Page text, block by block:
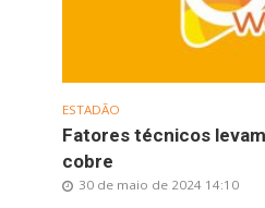
ESTADÃO
Fatores técnicos
cobre
30 de maio de 2024 14:10